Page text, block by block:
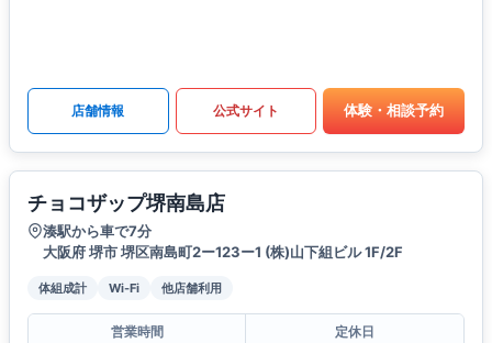
店舗情報 公式サイト 体験・相談予約
チョコザップ堺南島店
湊駅から車で7分
大阪府 堺市 堺区南島町2ー123ー1 (株)山下組ビル 1F/2F
体組成計 Wi-Fi 他店舗利用
営業時間
定休日